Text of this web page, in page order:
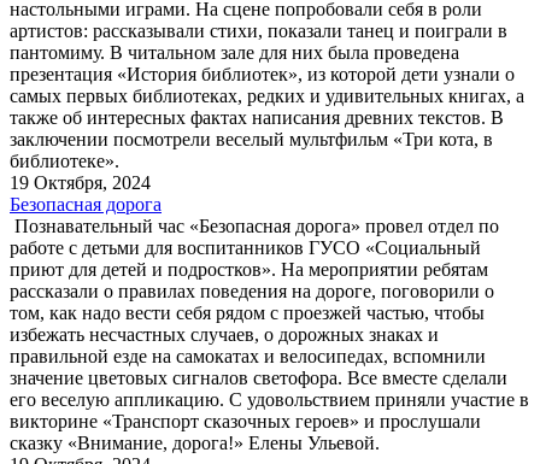
настольными играми. На сцене попробовали себя в роли
артистов: рассказывали стихи, показали танец и поиграли в
пантомиму. В читальном зале для них была проведена
презентация «История библиотек», из которой дети узнали о
самых первых библиотеках, редких и удивительных книгах, а
также об интересных фактах написания древних текстов. В
заключении посмотрели веселый мультфильм «Три кота, в
библиотеке».
19 Октября, 2024
Безопасная дорога
Познавательный час «Безопасная дорога» провел отдел по
работе с детьми для воспитанников ГУСО «Социальный
приют для детей и подростков». На мероприятии ребятам
рассказали о правилах поведения на дороге, поговорили о
том, как надо вести себя рядом с проезжей частью, чтобы
избежать несчастных случаев, о дорожных знаках и
правильной езде на самокатах и велосипедах, вспомнили
значение цветовых сигналов светофора. Все вместе сделали
его веселую аппликацию. С удовольствием приняли участие в
викторине «Транспорт сказочных героев» и прослушали
сказку «Внимание, дорога!» Елены Ульевой.